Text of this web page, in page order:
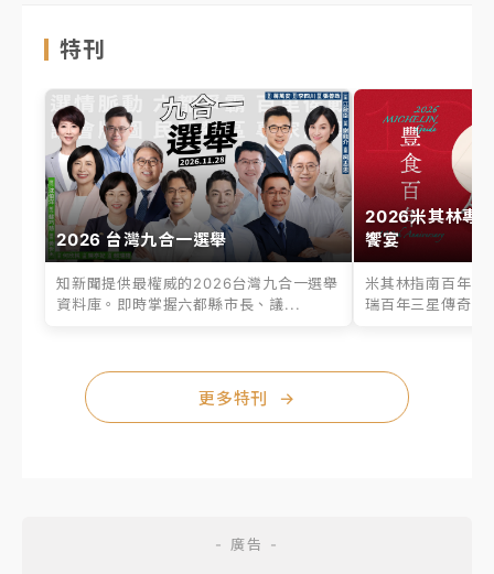
特刊
2026 台灣九合一選舉
知新聞提供最權威的2026台灣九合一選舉
資料庫。即時掌握六都縣市長、議...
2026米其林專
饗宴
米其林指南百年之
瑞百年三星傳奇、
更多特刊 →